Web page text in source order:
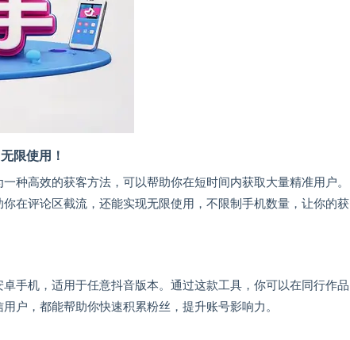
限使用！
种高效的获客方法，可以帮助你在短时间内获取大量精准用户。
在评论区截流，还能实现无限使用，不限制手机数量，让你的获
手机，适用于任意抖音版本。通过这款工具，你可以在同行作品
户，都能帮助你快速积累粉丝，提升账号影响力。